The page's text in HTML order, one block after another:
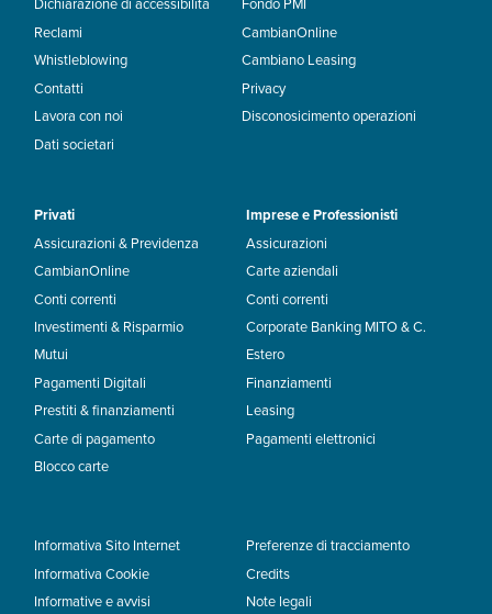
Dichiarazione di accessibilità
Reclami
Whistleblowing
Contatti
Lavora con noi
Dati societari
Fondo PMI
CambianOnline
Cambiano Leasing
Privacy
Disconosicimento operazioni
Privati
Assicurazioni & Previdenza
CambianOnline
Conti correnti
Investimenti & Risparmio
Mutui
Pagamenti Digitali
Prestiti & finanziamenti
Carte di pagamento
Blocco carte
Imprese e Professionisti
Assicurazioni
Carte aziendali
Conti correnti
Corporate Banking MITO & C.
Estero
Finanziamenti
Leasing
Pagamenti elettronici
Informativa Sito Internet
Informativa Cookie
Informative e avvisi
Preferenze di tracciamento
Credits
Note legali